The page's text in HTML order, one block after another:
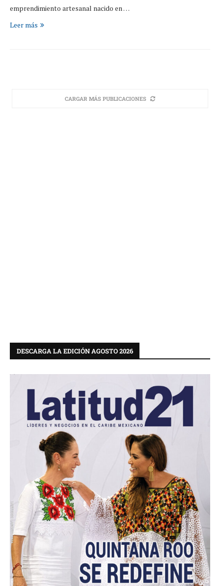
emprendimiento artesanal nacido en …
Leer más
CARGAR MÁS PUBLICACIONES
DESCARGA LA EDICIÓN AGOSTO 2026